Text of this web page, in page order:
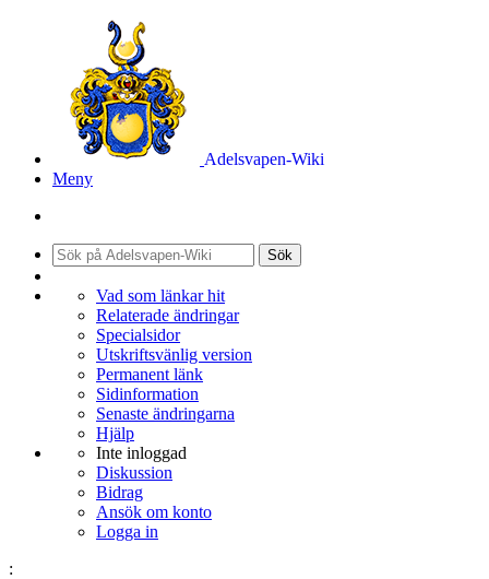
Adelsvapen-Wiki
Meny
Sök
Vad som länkar hit
Relaterade ändringar
Specialsidor
Utskriftsvänlig version
Permanent länk
Sidinformation
Senaste ändringarna
Hjälp
Inte inloggad
Diskussion
Bidrag
Ansök om konto
Logga in
: